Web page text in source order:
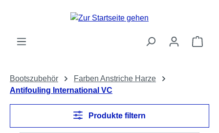
Zum Hauptinhalt springen
Bootszubehör
Farben Anstriche Harze
Antifouling International VC
Produkte filtern